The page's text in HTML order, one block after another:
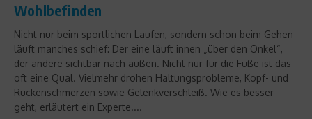
Wohlbefinden
Nicht nur beim sportlichen Laufen, sondern schon beim Gehen
läuft manches schief: Der eine läuft innen „über den Onkel“,
der andere sichtbar nach außen. Nicht nur für die Füße ist das
oft eine Qual. Vielmehr drohen Haltungsprobleme, Kopf- und
Rückenschmerzen sowie Gelenkverschleiß. Wie es besser
geht, erläutert ein Experte....